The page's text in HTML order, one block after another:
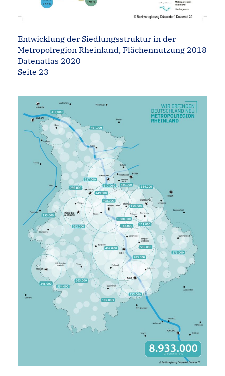
Entwicklung der Siedlungsstruktur in der
Metropolregion Rheinland, Flächennutzung 2018
Datenatlas 2020
Seite 23